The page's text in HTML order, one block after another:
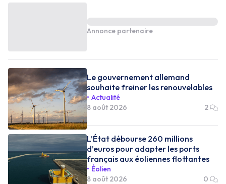
Annonce partenaire
Le gouvernement allemand
souhaite freiner les renouvelables
Actualité
8 août 2026
2
L’État débourse 260 millions
d’euros pour adapter les ports
français aux éoliennes flottantes
Éolien
8 août 2026
0